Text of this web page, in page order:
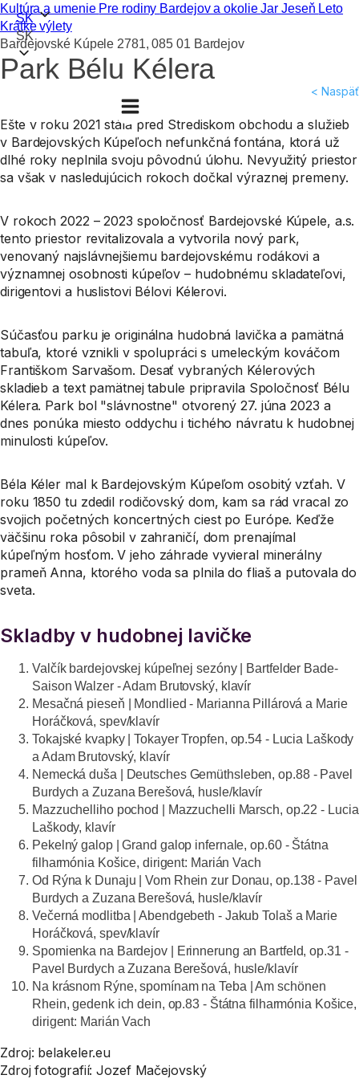
SK
SK
Kultúra a umenie Pre rodiny Bardejov a okolieJarJeseň Leto
Krátke výlety
Bardejovské Kúpele 2781, 085 01 Bardejov
Park Bélu Kélera
< Naspäť
Ešte v roku 2021 stála pred Strediskom obchodu a služieb
v Bardejovských Kúpeľoch nefunkčná fontána, ktorá už
dlhé roky neplnila svoju pôvodnú úlohu. Nevyužitý priestor
sa však v nasledujúcich rokoch dočkal výraznej premeny.
V rokoch 2022 – 2023 spoločnosť Bardejovské Kúpele, a.s.
tento priestor revitalizovala a vytvorila nový park,
venovaný najslávnejšiemu bardejovskému rodákovi a
významnej osobnosti kúpeľov – hudobnému skladateľovi,
dirigentovi a huslistovi Bélovi Kélerovi.
Súčasťou parku je originálna hudobná lavička a pamätná
tabuľa, ktoré vznikli v spolupráci s umeleckým kováčom
Františkom Sarvašom. Desať vybraných Kélerových
skladieb a text pamätnej tabule pripravila Spoločnosť Bélu
Kélera. Park bol "slávnostne" otvorený 27. júna 2023 a
dnes ponúka miesto oddychu i tichého návratu k hudobnej
minulosti kúpeľov.
Béla Kéler mal k Bardejovským Kúpeľom osobitý vzťah. V
roku 1850 tu zdedil rodičovský dom, kam sa rád vracal zo
svojich početných koncertných ciest po Európe. Keďže
väčšinu roka pôsobil v zahraničí, dom prenajímal
kúpeľným hosťom. V jeho záhrade vyvieral minerálny
prameň Anna, ktorého voda sa plnila do fliaš a putovala do
sveta.
Skladby v hudobnej lavičke
Valčík bardejovskej kúpeľnej sezóny| Bartfelder Bade-
Saison Walzer - Adam Brutovský, klavír
Mesačná pieseň
| Mondlied - Marianna Pillárová a Marie
Horáčková, spev/klavír
Tokajské kvapky| Tokayer Tropfen, op.54 - Lucia Laškody
a Adam Brutovský, klavír
Nemecká duša | Deutsches Gemüthsleben, op.88 - Pavel
Burdych a Zuzana Berešová, husle/klavír
Mazzuchelliho pochod
| Mazzuchelli Marsch, op.22 - Lucia
Laškody, klavír
Pekelný galop
| Grand galop infernale, op.60 - Štátna
filharmónia Košice, dirigent: Marián Vach
Od Rýna k Dunaju
| Vom Rhein zur Donau, op.138 - Pavel
Burdych a Zuzana Berešová, husle/klavír
Večerná modlitba | Abendgebeth - Jakub Tolaš a Marie
Horáčková, spev/klavír
Spomienka na Bardejov| Erinnerung an Bartfeld, op.31 -
Pavel Burdych a Zuzana Berešová, husle/klavír
Na krásnom Rýne, spomínam na Teba
| Am schönen
Rhein, gedenk ich dein, op.83 - Štátna filharmónia Košice,
dirigent: Marián Vach
Zdroj: belakeler.eu
Zdroj fotografií: Jozef Mačejovský